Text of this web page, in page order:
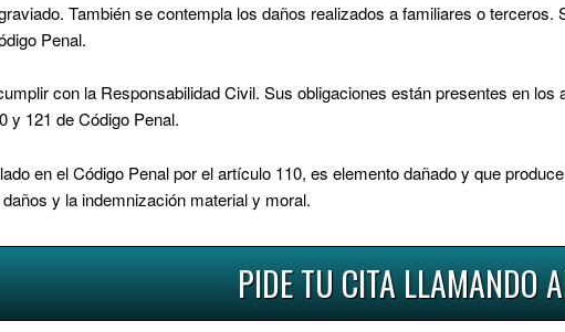
También se contempla los daños realizados a familiares o terceros.
Penal.
con la Responsabilidad Civil. Sus obligaciones están presentes en los
y 121 de Código Penal.
en el Código Penal por el artículo 110, es elemento dañado y que
y la indemnización material y moral.
PIDE TU CITA LLAMANDO